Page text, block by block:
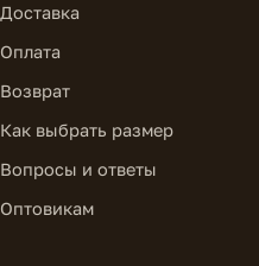
Доставка
Оплата
Возврат
Как выбрать размер
Вопросы и ответы
Оптовикам